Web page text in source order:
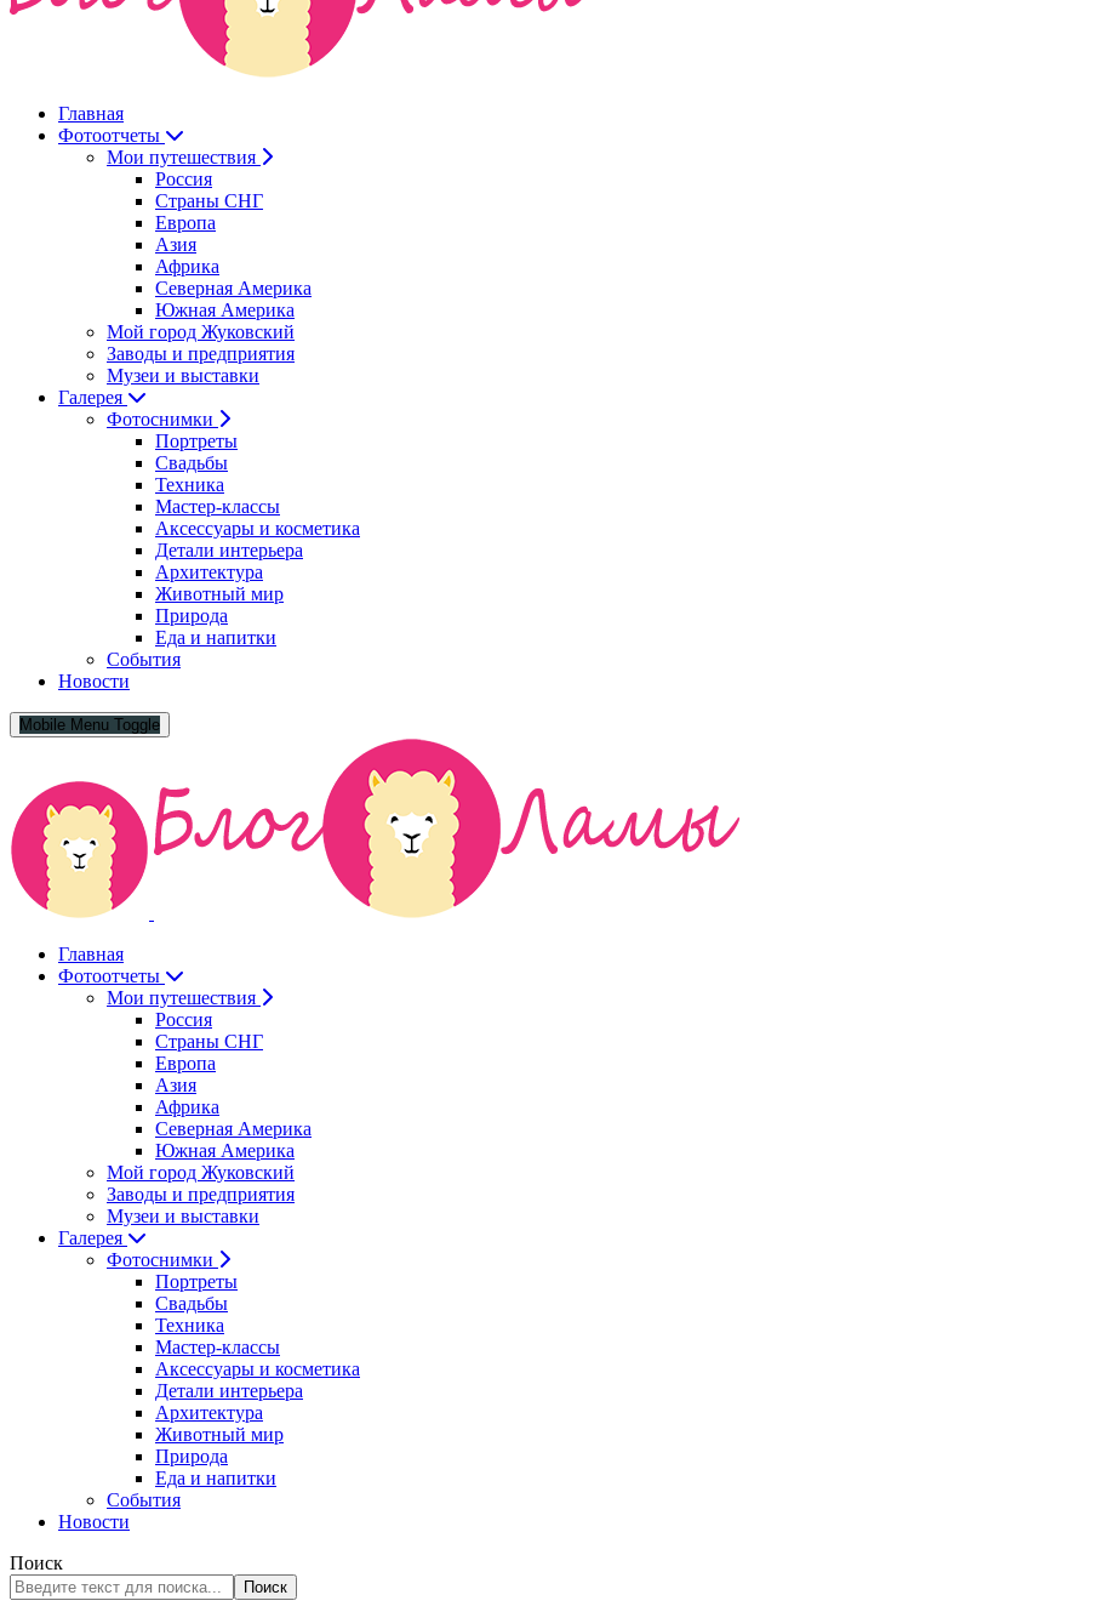
Главная
Фотоотчеты
Мои путешествия
Россия
Страны СНГ
Европа
Азия
Африка
Северная Америка
Южная Америка
Мой город Жуковский
Заводы и предприятия
Музеи и выставки
Галерея
Фотоснимки
Портреты
Свадьбы
Техника
Мастер-классы
Аксессуары и косметика
Детали интерьера
Архитектура
Животный мир
Природа
Еда и напитки
События
Новости
Mobile Menu Toggle
Главная
Фотоотчеты
Мои путешествия
Россия
Страны СНГ
Европа
Азия
Африка
Северная Америка
Южная Америка
Мой город Жуковский
Заводы и предприятия
Музеи и выставки
Галерея
Фотоснимки
Портреты
Свадьбы
Техника
Мастер-классы
Аксессуары и косметика
Детали интерьера
Архитектура
Животный мир
Природа
Еда и напитки
События
Новости
Поиск
Поиск